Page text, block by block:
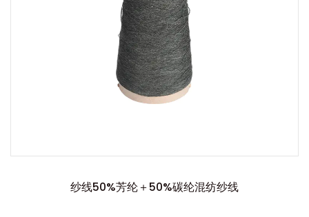
纱线50%芳纶＋50%碳纶混纺纱线